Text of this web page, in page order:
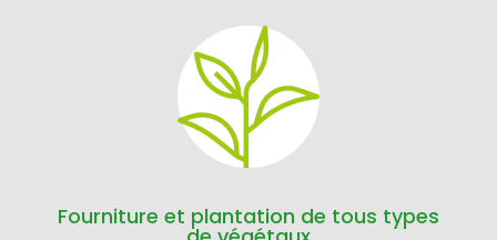
Fourniture et plantation de tous types